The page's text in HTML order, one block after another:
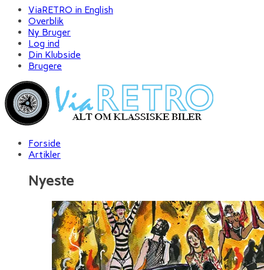
ViaRETRO in English
Overblik
Ny Bruger
Log ind
Din Klubside
Brugere
Forside
Artikler
Nyeste